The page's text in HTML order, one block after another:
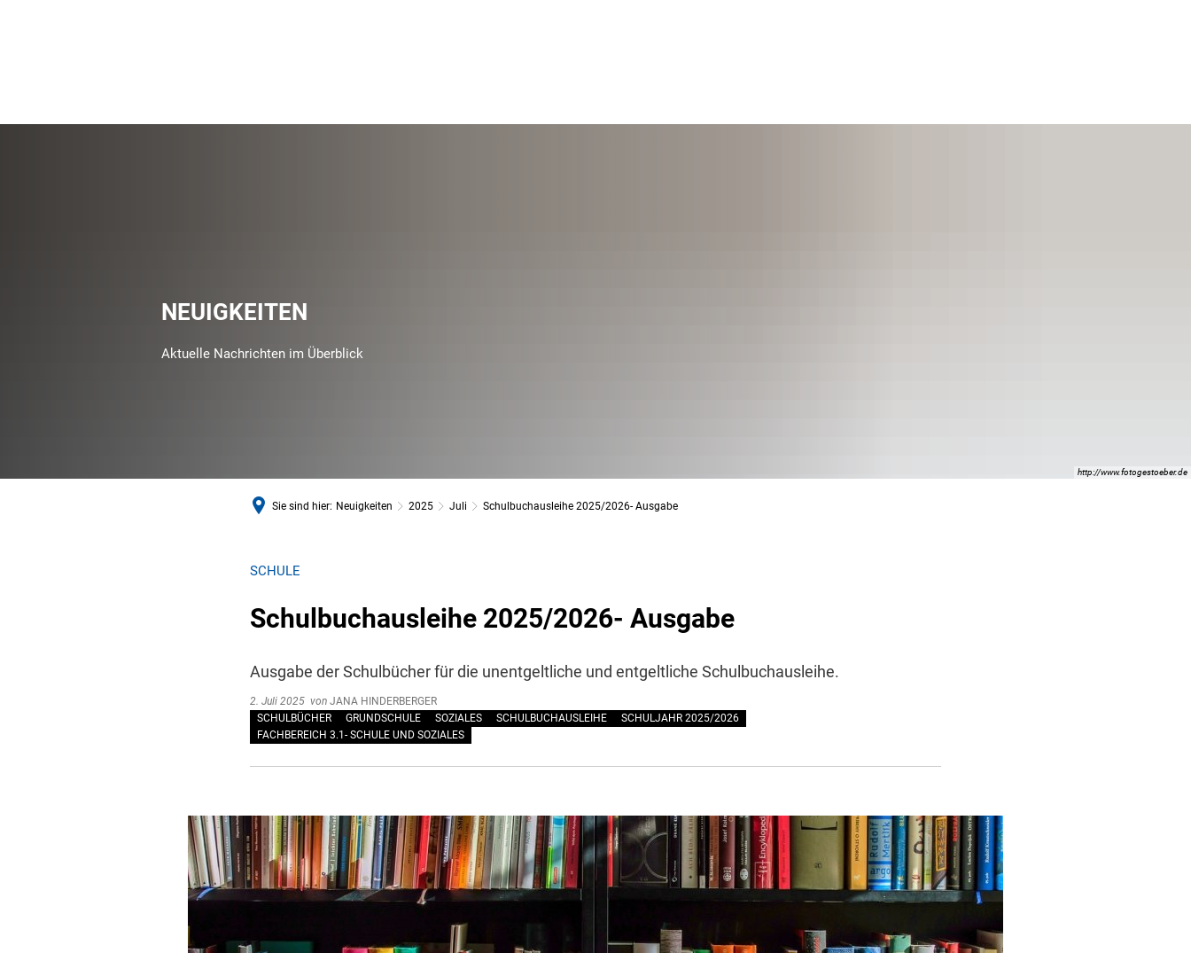
http://www.fotogestoeber.de
NEUIGKEITEN
Aktuelle Nachrichten im Überblick
Sie sind hier: Neuigkeiten 2025 Juli Schulbuchausleihe 2025/2026- Ausgabe
SCHULE
Schulbuchausleihe 2025/2026- Ausgabe
Ausgabe der Schulbücher für die unentgeltliche und entgeltliche Schulbuchausleihe.
2. Juli 2025 von JANA HINDERBERGER
SCHULBÜCHER
GRUNDSCHULE SOZIALES SCHULBUCHAUSLEIHE
SCHULJAHR 2025/2026
FACHBEREICH 3.1- SCHULE UND SOZIALES